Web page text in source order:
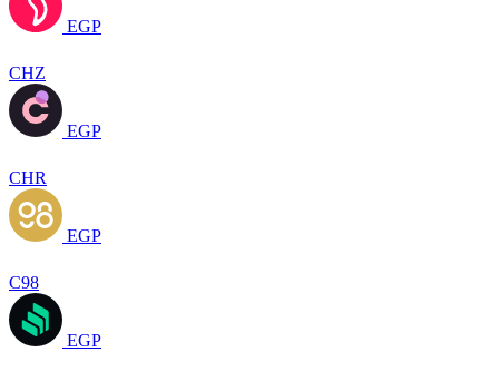
EGP
CHZ
EGP
CHR
EGP
C98
EGP